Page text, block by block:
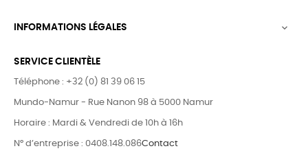
INFORMATIONS LÉGALES 
SERVICE CLIENTÈLE
Téléphone : +32 (0) 81 39 06 15
Mundo-Namur - Rue Nanon 98 à 5000 Namur
Horaire : Mardi & Vendredi de 10h à 16h
N° d’entreprise : 0408.148.086Contact